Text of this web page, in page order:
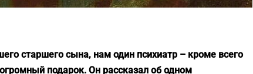
старшего сына, нам один психиатр – кроме всего
подарок. Он рассказал об одном